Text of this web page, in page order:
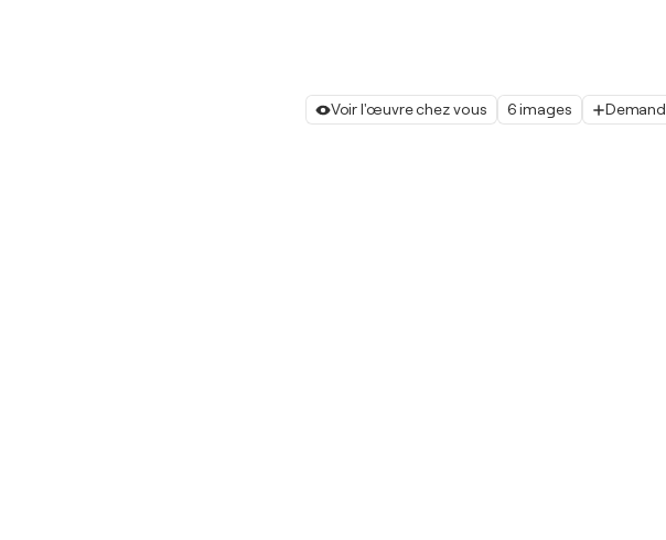
Voir l'œuvre chez vous 6 images